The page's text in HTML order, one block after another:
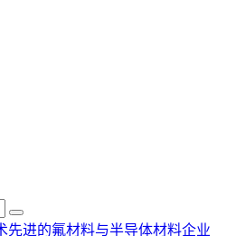
先进的氟材料与半导体材料企业